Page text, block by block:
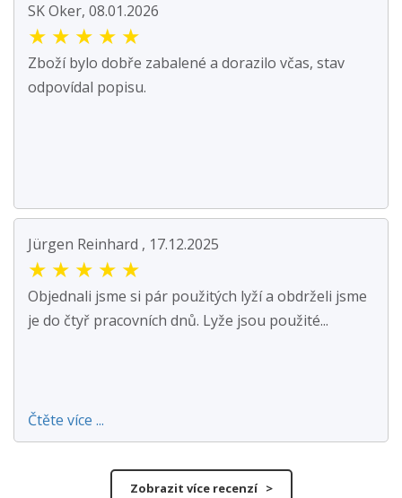
SK Oker, 08.01.2026
★ ★ ★ ★ ★
Zboží bylo dobře zabalené a dorazilo včas, stav
odpovídal popisu.
Jürgen Reinhard , 17.12.2025
★ ★ ★ ★ ★
Objednali jsme si pár použitých lyží a obdrželi jsme
je do čtyř pracovních dnů. Lyže jsou použité...
Čtěte více ...
Zobrazit více recenzí >